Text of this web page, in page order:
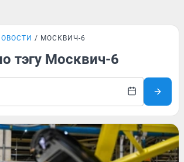
МОСКВИЧ-6
тэгу Москвич-6